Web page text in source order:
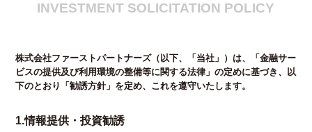
INVESTMENT SOLICITATION POLICY
株式会社ファーストパートナーズ（以下、「当社」）は、「金融サー
ビスの提供及び利用環境の整備等に関する法律」の定めに基づき、以
下のとおり「勧誘方針」を定め、これを遵守いたします。
1.情報提供・投資勧誘